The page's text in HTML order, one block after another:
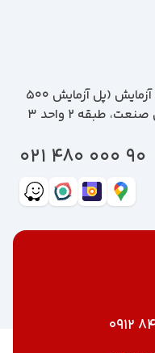
تهران، بزرگراه جلال ال احمد، غرب پل آزمايش (پل آزمايش ٥٠٠
متر به سمت غرب) پلاك 279ساختمان صنعت، طبقه 2 واحد 3
90 000 480 021